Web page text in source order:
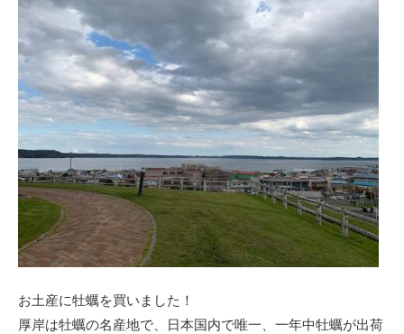
お土産に牡蠣を買いました！
厚岸は牡蠣の名産地で、日本国内で唯一、一年中牡蠣が出荷